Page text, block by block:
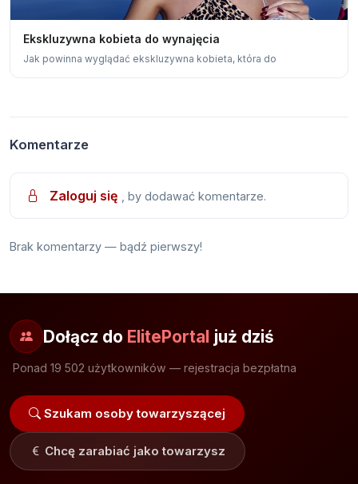
Ekskluzywna kobieta do wynajęcia
Jak powinna wyglądać ekskluzywna kobieta, która do
Komentarze
Zaloguj się , by dodawać komentarze.
Brak komentarzy — bądź pierwszy!
Dołącz do ElitePortal już dziś
Ponad 19 502 użytkowników — rejestracja bezpłatna
Szukam osoby towarzyszącej
Chcę zarabiać jako towarzysz